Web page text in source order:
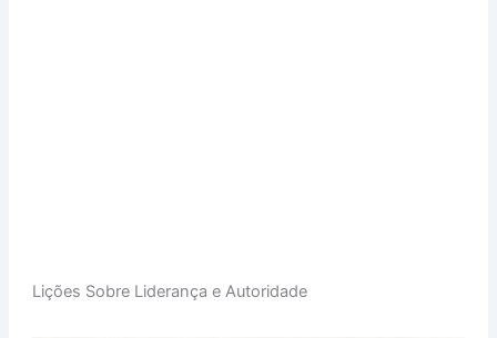
Lições Sobre Liderança e Autoridade